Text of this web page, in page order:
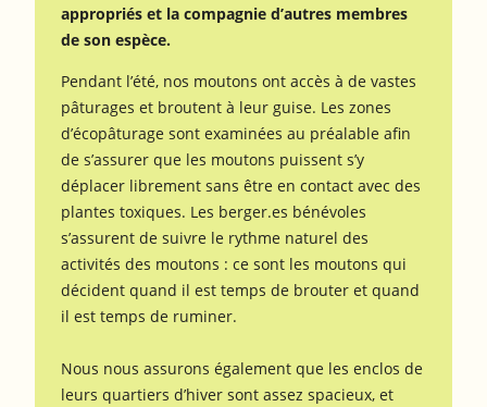
appropriés et la compagnie d’autres membres
de son espèce.
Pendant l’été, nos moutons ont accès à de vastes
pâturages et broutent à leur guise. Les zones
d’écopâturage sont examinées au préalable afin
de s’assurer que les moutons puissent s’y
déplacer librement sans être en contact avec des
plantes toxiques. Les berger.es bénévoles
s’assurent de suivre le rythme naturel des
activités des moutons : ce sont les moutons qui
décident quand il est temps de brouter et quand
il est temps de ruminer.
Nous nous assurons également que les enclos de
leurs quartiers d’hiver sont assez spacieux, et